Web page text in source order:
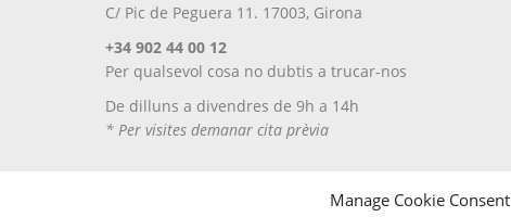
Manage Cookie Consent
C/ Pic de Peguera 11. 17003, Girona
+34 902 44 00 12
Per qualsevol cosa no dubtis a trucar-nos
De dilluns a divendres de 9h a 14h
* Per visites demanar cita prèvia